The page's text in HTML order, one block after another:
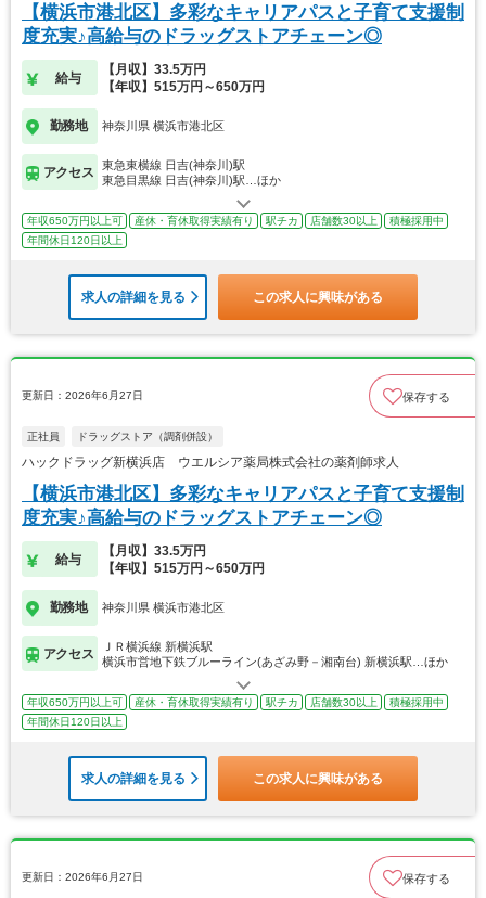
【横浜市港北区】多彩なキャリアパスと子育て支援制
度充実♪高給与のドラッグストアチェーン◎
給与
【月収】33.5万円
【年収】515万円～650万円
勤務地 神奈川県 横浜市港北区
アクセス
東急東横線 日吉(神奈川)駅
東急目黒線 日吉(神奈川)駅…ほか
年収650万円以上可 産休・育休取得実績有り 駅チカ 店舗数30以上
積極採用中
年間休日120日以上
求人の詳細を見る この求人に興味がある
更新日：2026年6月27日 保存する
正社員 ドラッグストア（調剤併設）
ハックドラッグ新横浜店 ウエルシア薬局株式会社の薬剤師求人
【横浜市港北区】多彩なキャリアパスと子育て支援制
度充実♪高給与のドラッグストアチェーン◎
給与
【月収】33.5万円
【年収】515万円～650万円
勤務地 神奈川県 横浜市港北区
アクセス
ＪＲ横浜線 新横浜駅
横浜市営地下鉄ブルーライン(あざみ野－湘南台) 新横浜駅…ほか
年収650万円以上可 産休・育休取得実績有り 駅チカ 店舗数30以上
積極採用中
年間休日120日以上
求人の詳細を見る この求人に興味がある
更新日：2026年6月27日 保存する